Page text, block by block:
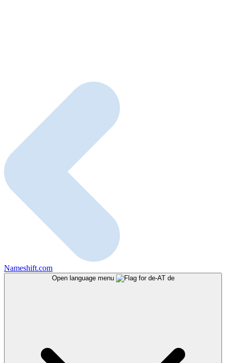
Nameshift.com
Open language menu de